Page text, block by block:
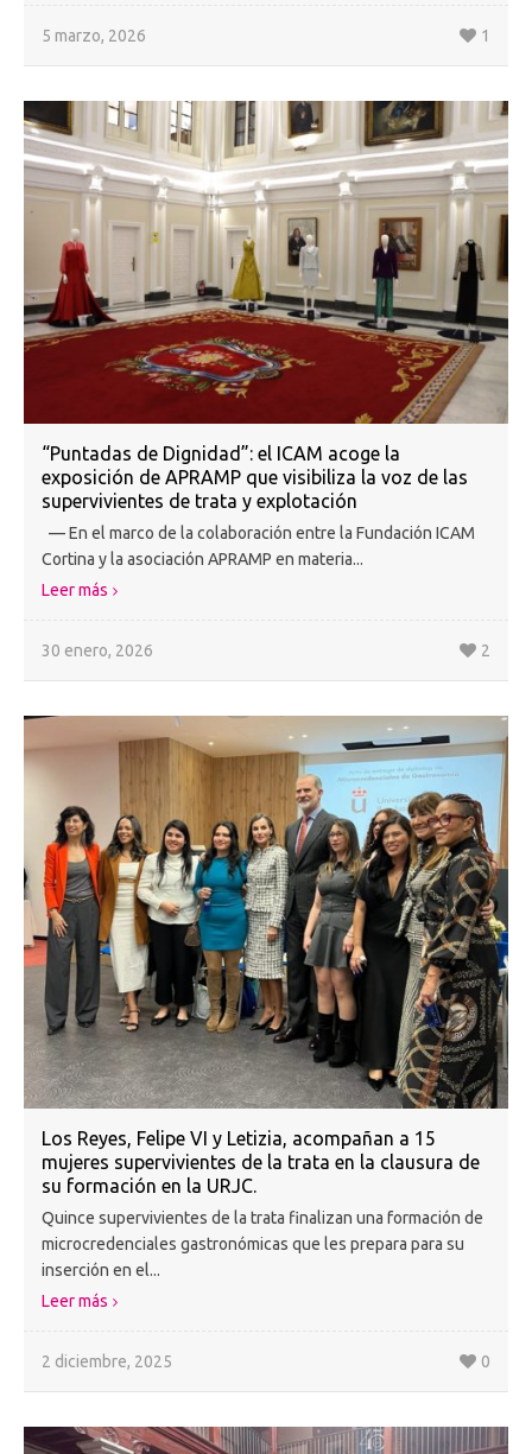
5 marzo, 2026 1
“Puntadas de Dignidad”: el ICAM acoge la
exposición de APRAMP que visibiliza la voz de las
supervivientes de trata y explotación
— En el marco de la colaboración entre la Fundación ICAM
Cortina y la asociación APRAMP en materia...
Leer más
30 enero, 2026 2
Los Reyes, Felipe VI y Letizia, acompañan a 15
mujeres supervivientes de la trata en la clausura de
su formación en la URJC.
Quince supervivientes de la trata finalizan una formación de
microcredenciales gastronómicas que les prepara para su
inserción en el...
Leer más
2 diciembre, 2025 0